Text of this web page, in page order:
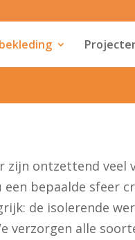
zijn ontzettend veel
bepaalde sfeer
de isolerende
verzorgen alle